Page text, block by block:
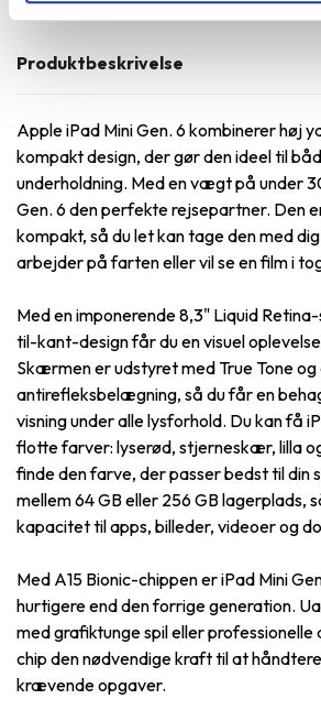
Produktbeskrivelse
Apple iPad Mini Gen. 6 kombinerer høj
kompakt design, der gør den ideel til
underholdning. Med en vægt på under
Gen. 6 den perfekte rejsepartner. Den
kompakt, så du let kan tage den med
arbejder på farten eller vil se en film i
Med en imponerende 8,3" Liquid
til-kant-design får du en visuel
Skærmen er udstyret med True Tone og
antirefleksbelægning, så du får en
visning under alle lysforhold. Du kan få
flotte farver: lyserød, stjerneskær, lilla
finde den farve, der passer bedst til din
mellem 64 GB eller 256 GB lagerplads,
kapacitet til apps, billeder, videoer og
Med A15 Bionic-chippen er iPad Mini
hurtigere end den forrige generation.
med grafiktunge spil eller professionelle
chip den nødvendige kraft til at
krævende opgaver.